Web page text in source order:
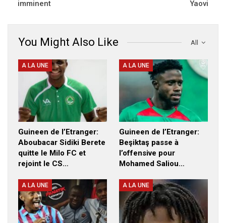
imminent
Yaovi
All
You Might Also Like
A LA UNE
Guineen de l’Etranger:
Aboubacar Sidiki Berete
quitte le Milo FC et
rejoint le CS…
A LA UNE
Guineen de l’Etranger:
Beşiktaş passe à
l’offensive pour
Mohamed Saliou…
A LA UNE A LA UNE